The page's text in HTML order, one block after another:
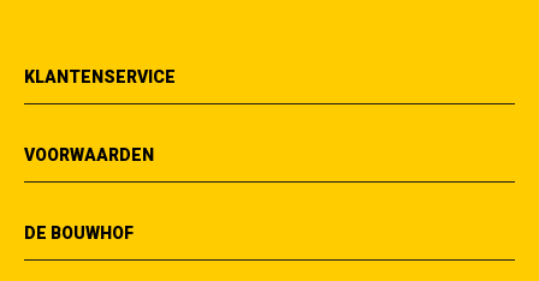
KLANTENSERVICE
VOORWAARDEN
DE BOUWHOF